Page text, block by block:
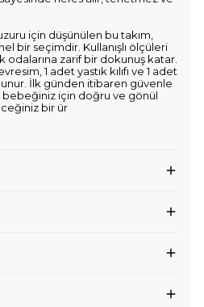
için düşünülen bu takım,
bir seçimdir. Kullanışlı ölçüleri
odalarına zarif bir dokunuş katar.
1 adet yastık kılıfı ve 1 adet
İlk günden itibaren güvenle
için doğru ve gönül
bir ür